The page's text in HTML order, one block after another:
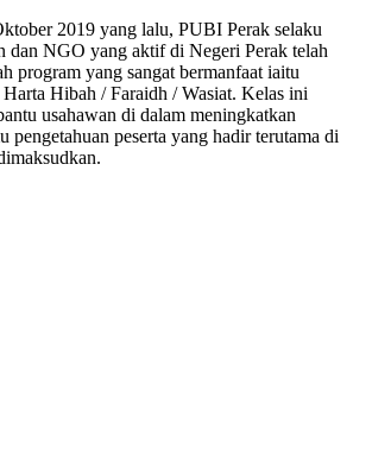
2019 yang lalu, PUBI Perak selaku
dan NGO yang aktif di Negeri Perak telah
program yang sangat bermanfaat iaitu
Hibah / Faraidh / Wasiat. Kelas ini
usahawan di dalam meningkatkan
pengetahuan peserta yang hadir terutama di